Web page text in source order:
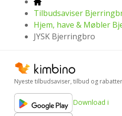
Tilbudsaviser
Hjem, have & Møbler
JYSK Bjerringbro
Nyeste tilbudsaviser, tilbud og rabatter
Download i